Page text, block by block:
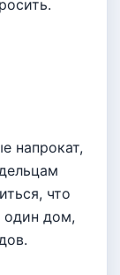
напрокат,
что
один дом,